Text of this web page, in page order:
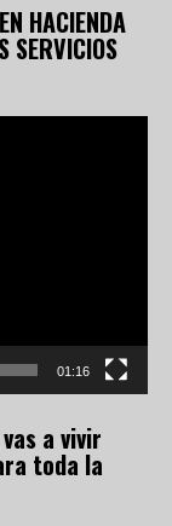
HACIENDA
SERVICIOS
01:16
a vivir
toda la